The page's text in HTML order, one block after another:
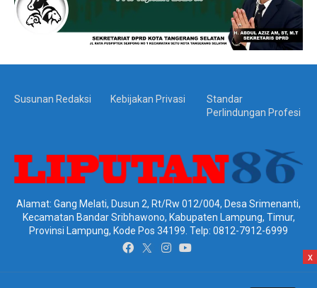
Susunan Redaksi Kebijakan Privasi
Standar
Perlindungan Profesi
Alamat: Gang Melati, Dusun 2, Rt/Rw 012/004, Desa Srimenanti,
Kecamatan Bandar Sribhawono, Kabupaten Lampung, Timur,
Provinsi Lampung, Kode Pos 34199. Telp: 0812-7912-6999
x